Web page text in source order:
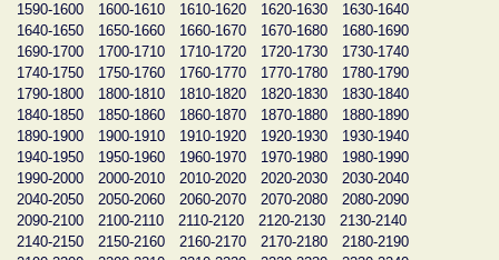
1590-1600
1600-1610 1610-1620 1620-1630
1630-1640
1640-1650
1650-1660 1660-1670 1670-1680
1680-1690
1690-1700
1700-1710 1710-1720 1720-1730
1730-1740
1740-1750
1750-1760 1760-1770 1770-1780
1780-1790
1790-1800
1800-1810 1810-1820 1820-1830
1830-1840
1840-1850
1850-1860 1860-1870 1870-1880
1880-1890
1890-1900
1900-1910 1910-1920 1920-1930
1930-1940
1940-1950
1950-1960 1960-1970 1970-1980
1980-1990
1990-2000
2000-2010 2010-2020 2020-2030
2030-2040
2040-2050
2050-2060 2060-2070 2070-2080
2080-2090
2090-2100
2100-2110 2110-2120 2120-2130
2130-2140
2140-2150
2150-2160 2160-2170 2170-2180
2180-2190